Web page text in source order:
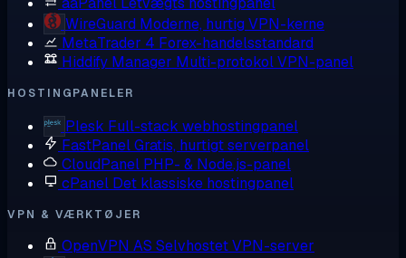
WireGuard Moderne, hurtig VPN-kerne
MetaTrader 4 Forex-handelsstandard
Hiddify Manager Multi-protokol VPN-panel
HOSTINGPANELER
Plesk Full-stack webhostingpanel
FastPanelGratis, hurtigt serverpanel
CloudPanel PHP- & Node.js-panel
cPanel Det klassiske hostingpanel
VPN & VÆRKTØJER
OpenVPN AS Selvhostet VPN-server